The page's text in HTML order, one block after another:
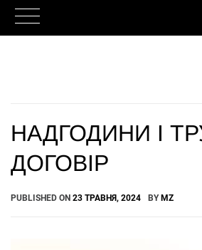
НАДГОДИНИ І
ДОГОВІР
PUBLISHED ON 23 ТРАВНЯ, 2024 BYMZ